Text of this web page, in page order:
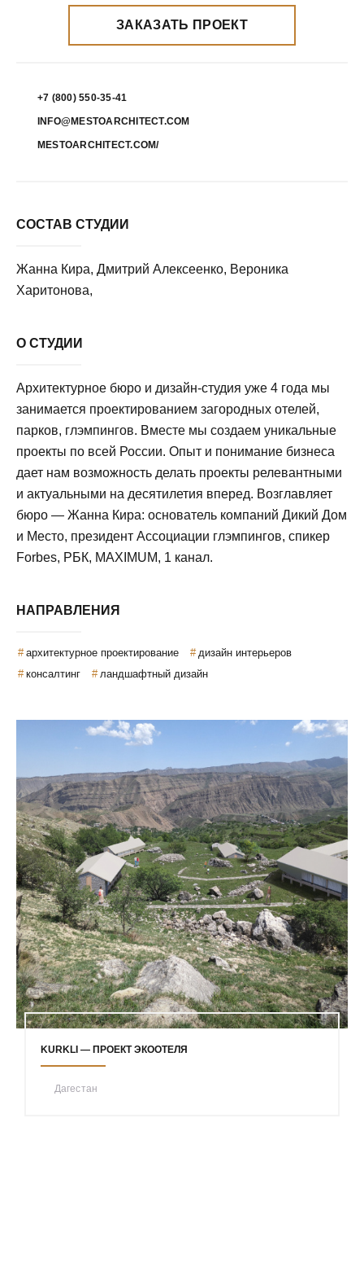
ЗАКАЗАТЬ ПРОЕКТ
+7 (800) 550-35-41
INFO@MESTOARCHITECT.COM
MESTOARCHITECT.COM/
СОСТАВ СТУДИИ
Жанна Кира, Дмитрий Алексеенко, Вероника
Харитонова,
О СТУДИИ
Архитектурное бюро и дизайн-студия уже 4 года мы
занимается проектированием загородных отелей,
парков, глэмпингов. Вместе мы создаем уникальные
проекты по всей России. Опыт и понимание бизнеса
дает нам возможность делать проекты релевантными
и актуальными на десятилетия вперед. Возглавляет
бюро — Жанна Кира: основатель компаний Дикий Дом
и Место, президент Ассоциации глэмпингов, спикер
Forbes, РБК, MAXIMUM, 1 канал.
НАПРАВЛЕНИЯ
архитектурное проектирование
дизайн интерьеров
консалтинг
ландшафтный дизайн
KURKLI — ПРОЕКТ ЭКООТЕЛЯ
Дагестан